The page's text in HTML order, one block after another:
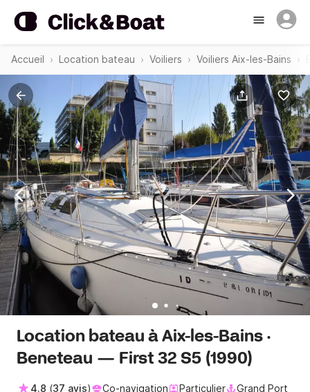
Accueil Location bateau Voiliers Voiliers Aix-les-Bains
Location bateau à Aix-les-Bains ·
Beneteau — First 32 S5 (1990)
4.8 (37 avis) Co-navigation Particulier
Grand Port